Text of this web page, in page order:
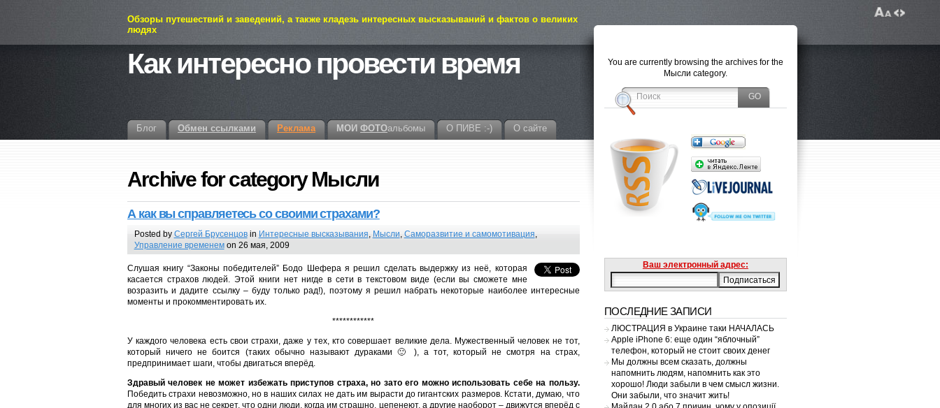
Обзоры путешествий и заведений, а также кладезь интересных высказываний и фактов о великих
людях
Как интересно провести время
Блог Обмен ссылками Реклама МОИ ФОТОальбомы О ПИВЕ :-) О сайте
Archive for category Мысли
А как вы справляетесь со своими страхами?
Posted by Сергей Брусенцовin Интересные высказывания Мысли Саморазвитие и самомотивация
Управление временемon 26 мая, 2009
Слушая книгу “Законы победителей” Бодо Шефера я решил сделать выдержку из неё, которая
касается страхов людей. Этой книги нет нигде в сети в текстовом виде (если вы сможете мне
возразить и дадите ссылку – буду только рад!), поэтому я решил набрать некоторые наиболее интересные
моменты и прокомментировать их.
************
У каждого человека есть свои страхи, даже у тех, кто совершает великие дела. Мужественный человек не тот,
который ничего не боится (таких обычно называют дураками 🙂 ), а тот, который не смотря на страх,
предпринимает шаги, чтобы двигаться вперёд.
Здравый человек не может избежать приступов страха, но зато его можно использовать себе на пользу.
Победить страхи невозможно, но в наших силах не дать им вырасти до гигантских размеров. Кстати, думаю, что
для многих из вас не секрет, что одни люди, когда им страшно, цепенеют, а другие наоборот – движутся вперёд с
You are currently browsing the archives for the
Мысли category.
Ваш электронный адрес:
ПОСЛЕДНИЕ ЗАПИСИ
ЛЮСТРАЦИЯ в Украине таки НАЧАЛАСЬ
Apple iPhone 6: еще один “яблочный”
телефон, который не стоит своих денег
Мы должны всем сказать, должны
напомнить людям, напомнить как это
хорошо! Люди забыли в чем смысл жизни.
Они забыли, что значит жить!